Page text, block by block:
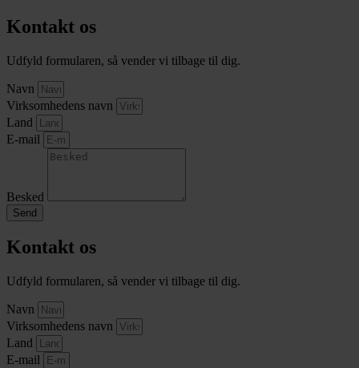
Kontakt os
Udfyld formularen, så vender vi tilbage til dig.
Navn
Virksomhedens navn
Land
E-mail
Besked
Send
Kontakt os
Udfyld formularen, så vender vi tilbage til dig.
Navn
Virksomhedens navn
Land
E-mail